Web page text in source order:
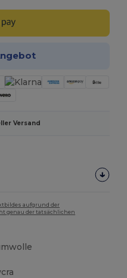
Versand
aufgrund der
genau der tatsächlichen